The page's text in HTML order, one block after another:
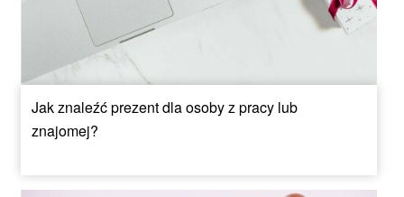
Jak znaleźć prezent dla osoby z pracy lub
znajomej?